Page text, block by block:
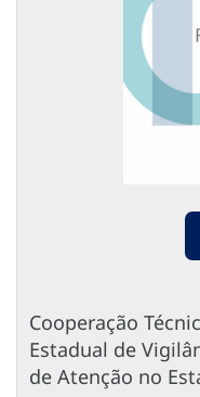
Cooperação
Estadual de
de Atenção no